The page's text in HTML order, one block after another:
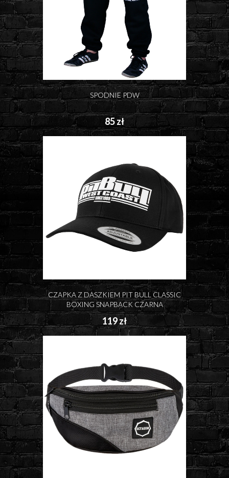
SPODNIE PDW
85 zł
CZAPKA Z DASZKIEM PIT BULL CLASSIC
BOXING SNAPBACK CZARNA
119 zł